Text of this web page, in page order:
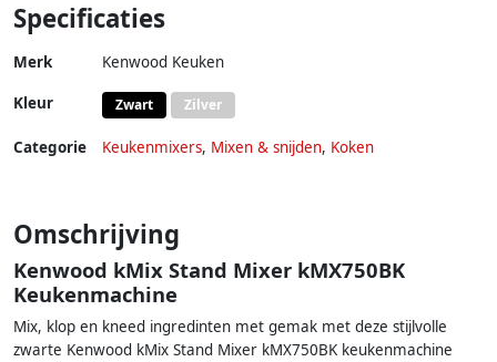
Specificaties
Merk Kenwood Keuken
Kleur Zwart Zilver
Categorie Keukenmixers, Mixen & snijden, Koken
Omschrijving
Kenwood kMix Stand Mixer kMX750BK
Keukenmachine
Mix, klop en kneed ingredinten met gemak met deze stijlvolle
zwarte Kenwood kMix Stand Mixer kMX750BK keukenmachine